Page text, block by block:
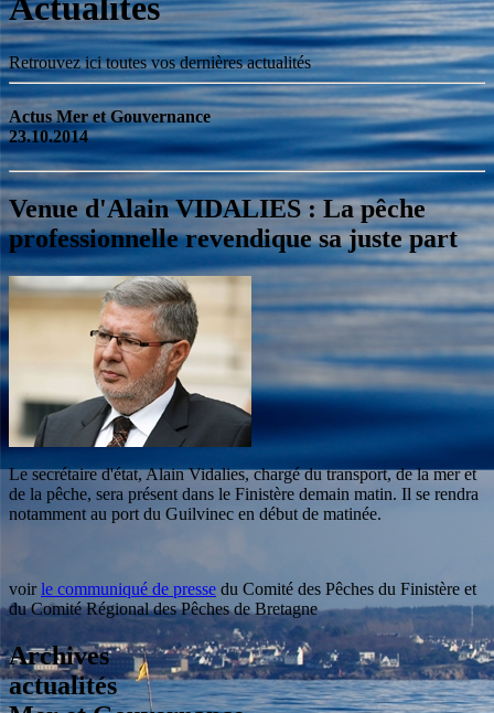
Actualités
Retrouvez ici toutes vos dernières actualités
Actus Mer et Gouvernance
23.10.2014
Venue d'Alain VIDALIES : La pêche
professionnelle revendique sa juste part
Le secrétaire d'état, Alain Vidalies, chargé du transport, de la mer et
de la pêche, sera présent dans le Finistère demain matin. Il se rendra
notamment au port du Guilvinec en début de matinée.
voirle communiqué de presse du Comité des Pêches du Finistère et
du Comité Régional des Pêches de Bretagne
Archives
actualités